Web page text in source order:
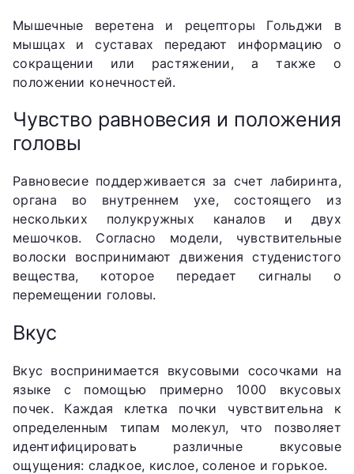
Мышечные веретена и рецепторы Гольджи в
мышцах и суставах передают информацию о
сокращении или растяжении, а также о
положении конечностей.
Чувство равновесия и положения
головы
Равновесие поддерживается за счет лабиринта,
органа во внутреннем ухе, состоящего из
нескольких полукружных каналов и двух
мешочков. Согласно модели, чувствительные
волоски воспринимают движения студенистого
вещества, которое передает сигналы о
перемещении головы.
Вкус
Вкус воспринимается вкусовыми сосочками на
языке с помощью примерно 1000 вкусовых
почек. Каждая клетка почки чувствительна к
определенным типам молекул, что позволяет
идентифицировать различные вкусовые
ощущения: сладкое, кислое, соленое и горькое.